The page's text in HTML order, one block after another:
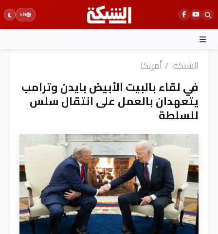
Skip
to
content
EN
الشبكة / أمريكا
في لقاء بالبيت الأبيض بايدن وترامب
يتعهدان بالعمل على انتقال سلس
للسلطة